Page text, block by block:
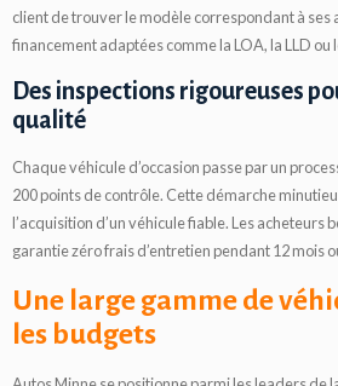
client de trouver le modèle correspondant à ses
financement adaptées comme la LOA, la LLD ou
Des inspections rigoureuses
qualité
Chaque véhicule d’occasion passe par un
200 points de contrôle. Cette démarche
l’acquisition d’un véhicule fiable. Les acheteurs
garantie zéro frais d’entretien pendant 12 mois
Une large gamme de
les budgets